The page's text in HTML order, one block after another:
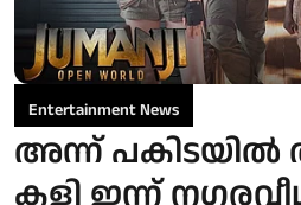
Entertainment News
അന്ന് പകിടയില്‍
കളി ഇന്ന്